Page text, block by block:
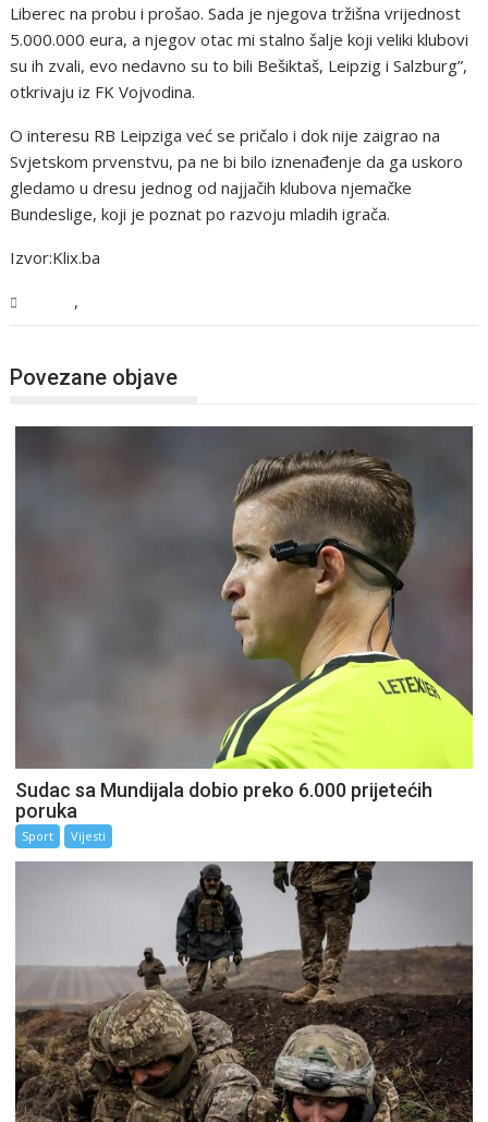
Liberec na probu i prošao. Sada je njegova tržišna vrijednost
5.000.000 eura, a njegov otac mi stalno šalje koji veliki klubovi
su ih zvali, evo nedavno su to bili Bešiktaš, Leipzig i Salzburg”,
otkrivaju iz FK Vojvodina.
O interesu RB Leipziga već se pričalo i dok nije zaigrao na
Svjetskom prvenstvu, pa ne bi bilo iznenađenje da ga uskoro
gledamo u dresu jednog od najjačih klubova njemačke
Bundeslige, koji je poznat po razvoju mladih igrača.
Izvor:Klix.ba
,
Povezane objave
Sudac sa Mundijala dobio preko 6.000 prijetećih
poruka
Sport Vijesti